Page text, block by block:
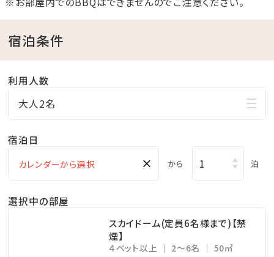
した空間でプライベートな滞在を楽しめます。
各棟にシャワー・トイレを完備しており、離島の中の大自
然を感じながら、快適にお過ごしいただけます。
③絶景の自然環境
なら肉眼でも底が透けて見えるほど。
水平線に沈むサンセット、満点の星空といった豊かな自
④贅沢なアウトドア体験とプライベートテラス
BBQ（食事付きプラン）をご利用のお客様には、新鮮な
宿泊条件
利用人数
大人2名
宿泊日
× から 泊
選択中の部屋
スカイドーム(定員6名様まで)【禁
煙】
４ベット以上 2～6名 50㎡